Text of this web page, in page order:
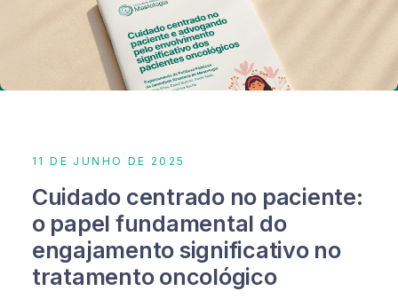
11 DE JUNHO DE 2025
Cuidado centrado no paciente:
o papel fundamental do
engajamento significativo no
tratamento oncológico